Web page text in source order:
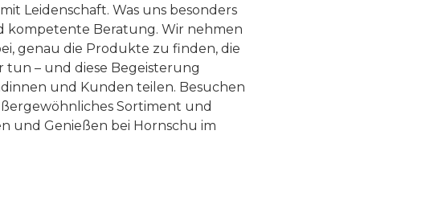
Leidenschaft. Was uns besonders
kompetente Beratung. Wir nehmen
genau die Produkte zu finden, die
tun – und diese Begeisterung
und Kunden teilen. Besuchen
Sortiment und
und Genießen bei Hornschu im